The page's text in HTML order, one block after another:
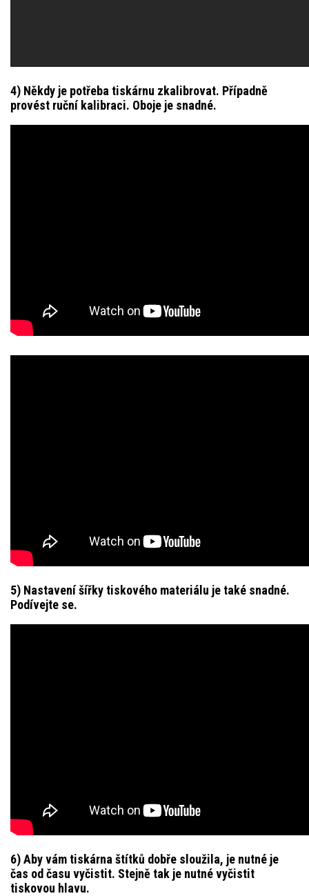
4) Někdy je potřeba tiskárnu zkalibrovat. Případně
provést ruční kalibraci. Oboje je snadné.
5) Nastavení šířky tiskového materiálu je také snadné.
Podívejte se.
6) Aby vám tiskárna štítků dobře sloužila, je nutné je
čas od času vyčistit. Stejně tak je nutné vyčistit
tiskovou hlavu.